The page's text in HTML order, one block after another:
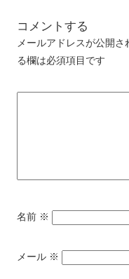
コメントする
メールアドレスが公開さ
る欄は必須項目です
名前 ※
メール ※